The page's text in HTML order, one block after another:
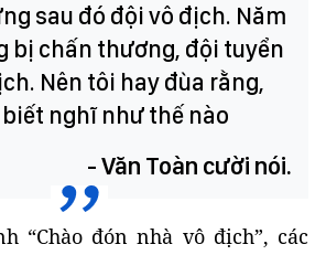
sau đó đội vô địch. Năm
bị chấn thương, đội tuyển
Nên tôi hay đùa rằng,
nghĩ như thế nào
- Văn Toàn cười nói.
“Chào đón nhà vô địch”, các